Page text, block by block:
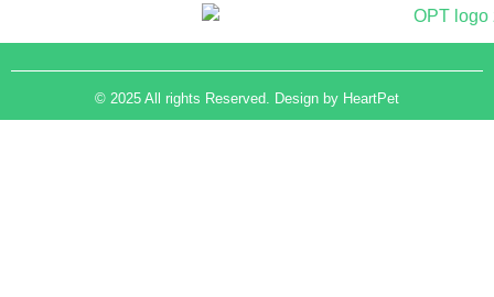
© 2025 All rights Reserved. Design by HeartPet